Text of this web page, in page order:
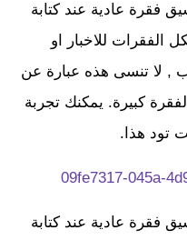
فقرة عادية عند كتابة
للاخبار او
, لا تنسى هذه عبارة عن
كبيرة. يمكنك تجربة
تود هذا.
فقرة عادية عند كتابة